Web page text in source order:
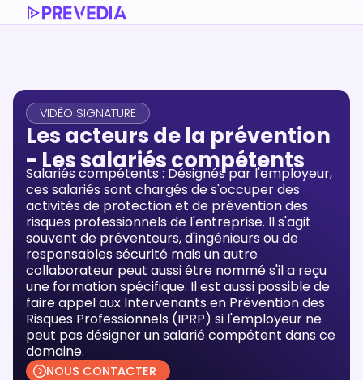
VIDÉO SIGNATURE
Les acteurs de la prévention
- Les salariés compétents
Salariés compétents : Désignés par l'employeur,
ces salariés sont chargés de s'occuper des
activités de protection et de prévention des
risques professionnels de l'entreprise. Il s'agit
souvent de préventeurs, d'ingénieurs ou de
responsables sécurité mais un autre
collaborateur peut aussi être nommé s'il a reçu
une formation spécifique. Il est aussi possible de
faire appel aux Intervenants en Prévention des
Risques Professionnels (IPRP) si l'employeur ne
peut pas désigner un salarié compétent dans ce
domaine.
NOUS CONTACTER